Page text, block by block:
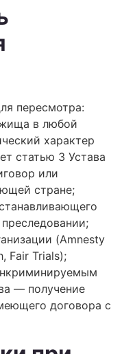
пересмотра:
в любой
характер
статью 3 Устава
или
стране;
(Amnesty
Fair Trials);
— получение
договора с